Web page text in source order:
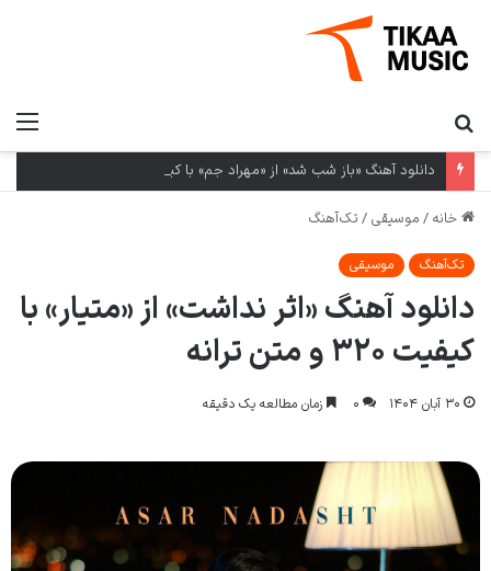
دانلود آهنگ «باز شب شد» از «مهراد جم» با کیفیت ۳۲۰ و متن ترانه
خانه / موسیقی / تک‌آهنگ
تک‌آهنگ موسیقی
دانلود آهنگ «اثر نداشت» از «متیار» با
کیفیت ۳۲۰ و متن ترانه
۳۰ آبان ۱۴۰۴ ۰ زمان مطالعه یک دقیقه